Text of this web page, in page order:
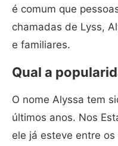
é comum que
chamadas de Lyss,
e familiares.
Qual a
O nome Alyssa tem
últimos anos. Nos
ele já esteve entre